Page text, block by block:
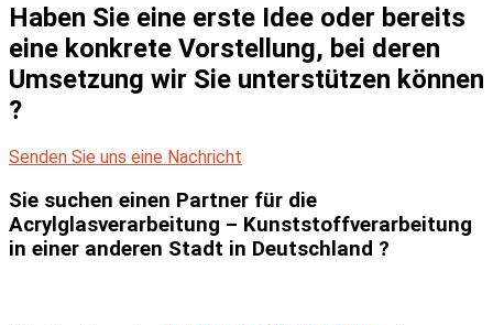
Haben Sie eine erste Idee oder bereits
eine konkrete Vorstellung, bei deren
Umsetzung wir Sie unterstützen können
?
Senden Sie uns eine Nachricht
Sie suchen einen Partner für die
Acrylglasverarbeitung – Kunststoffverarbeitung
in einer anderen Stadt in Deutschland ?